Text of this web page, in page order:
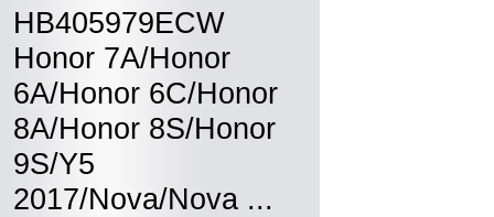
HB405979ECW
Honor 7A/Honor
6A/Honor 6C/Honor
8A/Honor 8S/Honor
9S/Y5
2017/Nova/Nova ...